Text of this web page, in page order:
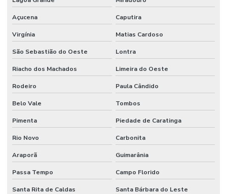
Açucena Caputira
Virgínia Matias Cardoso
São Sebastião do Oeste Lontra
Riacho dos Machados Limeira do Oeste
Rodeiro Paula Cândido
Belo Vale Tombos
Pimenta Piedade de Caratinga
Rio Novo Carbonita
Araporã Guimarânia
Passa Tempo Campo Florido
Santa Rita de Caldas Santa Bárbara do Leste